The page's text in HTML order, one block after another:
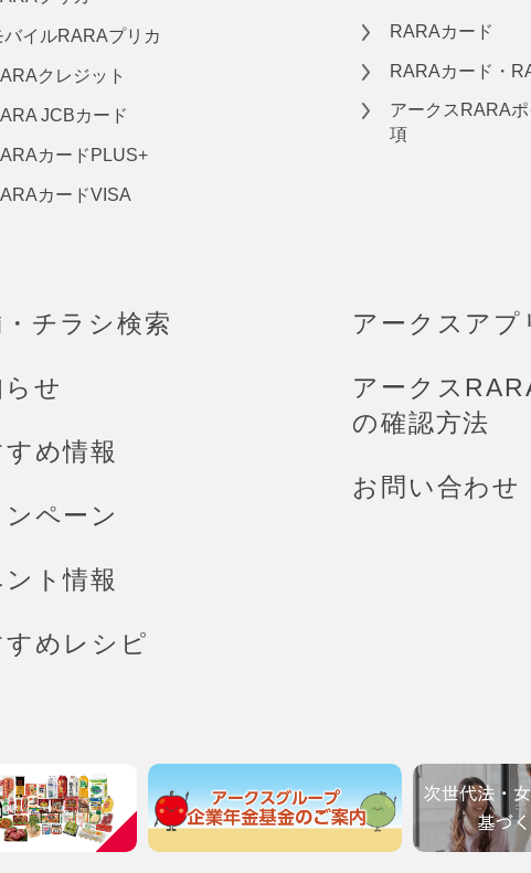
バイルRARAプリカ
クレジット
JCBカード
カードPLUS+
カードVISA
RARAカード
RARAカード・
アークスRARA
項
・チラシ検索
せ
め情報
ペーン
ト情報
すめレシピ
アークスアプ
アークス
の確認方法
お問い合わせ